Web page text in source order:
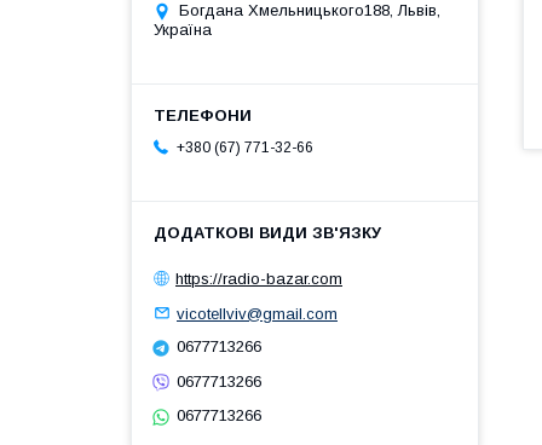
Богдана Хмельницького188, Львів,
Україна
+380 (67) 771-32-66
https://radio-bazar.com
vicotellviv@gmail.com
0677713266
0677713266
0677713266